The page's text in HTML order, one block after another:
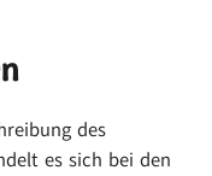
des
es sich bei den